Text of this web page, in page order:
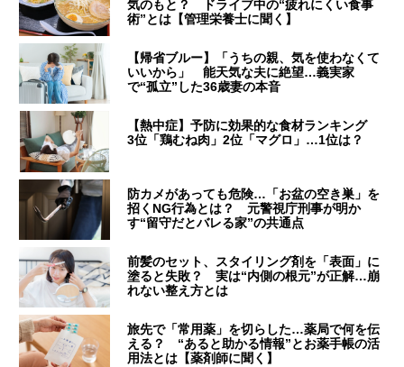
気のもと？ ドライブ中の“疲れにくい食事
術”とは【管理栄養士に聞く】
【帰省ブルー】「うちの親、気を使わなくて
いいから」 能天気な夫に絶望…義実家
で“孤立”した36歳妻の本音
【熱中症】予防に効果的な食材ランキング
3位「鶏むね肉」2位「マグロ」…1位は？
防カメがあっても危険…「お盆の空き巣」を
招くNG行為とは？ 元警視庁刑事が明か
す“留守だとバレる家”の共通点
前髪のセット、スタイリング剤を「表面」に
塗ると失敗？ 実は“内側の根元”が正解…崩
れない整え方とは
旅先で「常用薬」を切らした…薬局で何を伝
える？ “あると助かる情報”とお薬手帳の活
用法とは【薬剤師に聞く】